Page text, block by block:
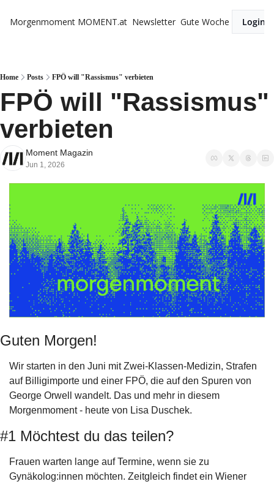
Morgenmoment MOMENT.at Newsletter Gute Woche Login
Home Posts FPÖ will "Rassismus" verbieten
FPÖ will "Rassismus"
verbieten
Moment Magazin
Jun 1, 2026
Guten Morgen!
Wir starten in den Juni mit Zwei-Klassen-Medizin, Strafen
auf Billigimporte und einer FPÖ, die auf den Spuren von
George Orwell wandelt. Das und mehr in diesem
Morgenmoment - heute von Lisa Duschek.
#1 Möchtest du das teilen?
Frauen warten lange auf Termine, wenn sie zu
Gynäkolog:innen möchten. Zeitgleich findet ein Wiener